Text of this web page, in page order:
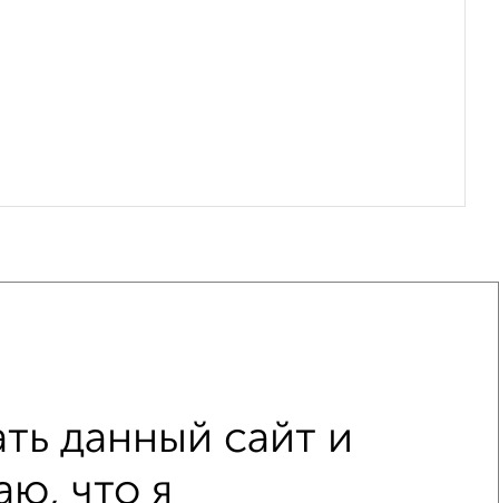
в малоэтажном доме
в панельном доме
данный сайт и
что я